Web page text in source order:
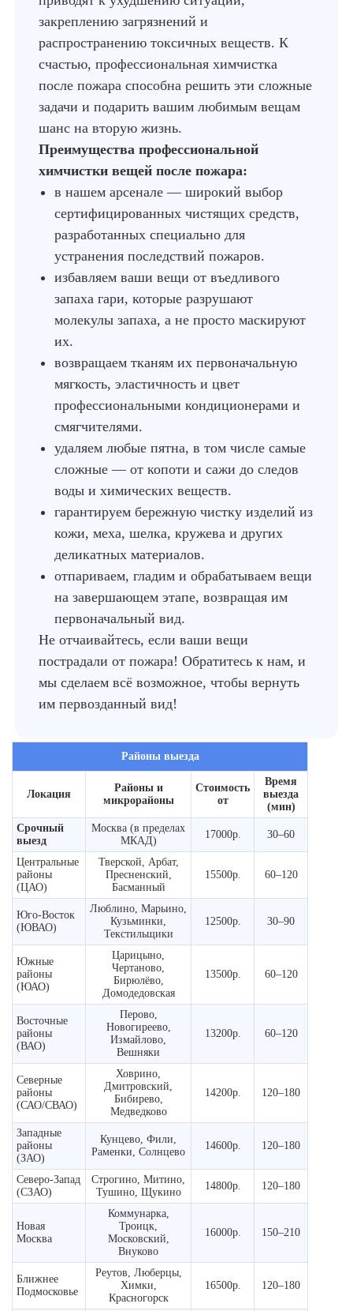
закреплению загрязнений и
распространению токсичных веществ. К
счастью, профессиональная химчистка
после пожара способна решить эти сложные
задачи и подарить вашим любимым вещам
шанс на вторую жизнь.
Преимущества профессиональной
химчистки вещей после пожара:
в нашем арсенале — широкий выбор
сертифицированных чистящих средств,
разработанных специально для
устранения последствий пожаров.
избавляем ваши вещи от въедливого
запаха гари, которые разрушают
молекулы запаха, а не просто маскируют
их.
возвращаем тканям их первоначальную
мягкость, эластичность и цвет
профессиональными кондиционерами и
смягчителями.
удаляем любые пятна, в том числе самые
сложные — от копоти и сажи до следов
воды и химических веществ.
гарантируем бережную чистку изделий из
кожи, меха, шелка, кружева и других
деликатных материалов.
отпариваем, гладим и обрабатываем вещи
на завершающем этапе, возвращая им
первоначальный вид.
Не отчаивайтесь, если ваши вещи
пострадали от пожара! Обратитесь к нам, и
мы сделаем всё возможное, чтобы вернуть
им первозданный вид!
Районы выезда
Локация
Районы и
микрорайоны
Стоимость
от
Время
выезда
(мин)
Срочный
выезд
Москва (в пределах
МКАД)
17000р. 30–60
Центральные
районы
(ЦАО)
Тверской, Арбат,
Пресненский,
Басманный
15500р. 60–120
Юго-Восток
(ЮВАО)
Люблино, Марьино,
Кузьминки,
Текстильщики
12500р. 30–90
Южные
районы
(ЮАО)
Царицыно,
Чертаново,
Бирюлёво,
Домодедовская
13500р. 60–120
Восточные
районы
(ВАО)
Перово,
Новогиреево,
Измайлово,
Вешняки
13200р. 60–120
Северные
районы
(САО/СВАО)
Ховрино,
Дмитровский,
Бибирево,
Медведково
14200р. 120–180
Западные
районы
(ЗАО)
Кунцево, Фили,
Раменки, Солнцево
14600р. 120–180
Северо-Запад
(СЗАО)
Строгино, Митино,
Тушино, Щукино
14800р. 120–180
Новая
Москва
Коммунарка,
Троицк,
Московский,
Внуково
16000р. 150–210
Ближнее
Подмосковье
Реутов, Люберцы,
Химки,
Красногорск
16500р. 120–180